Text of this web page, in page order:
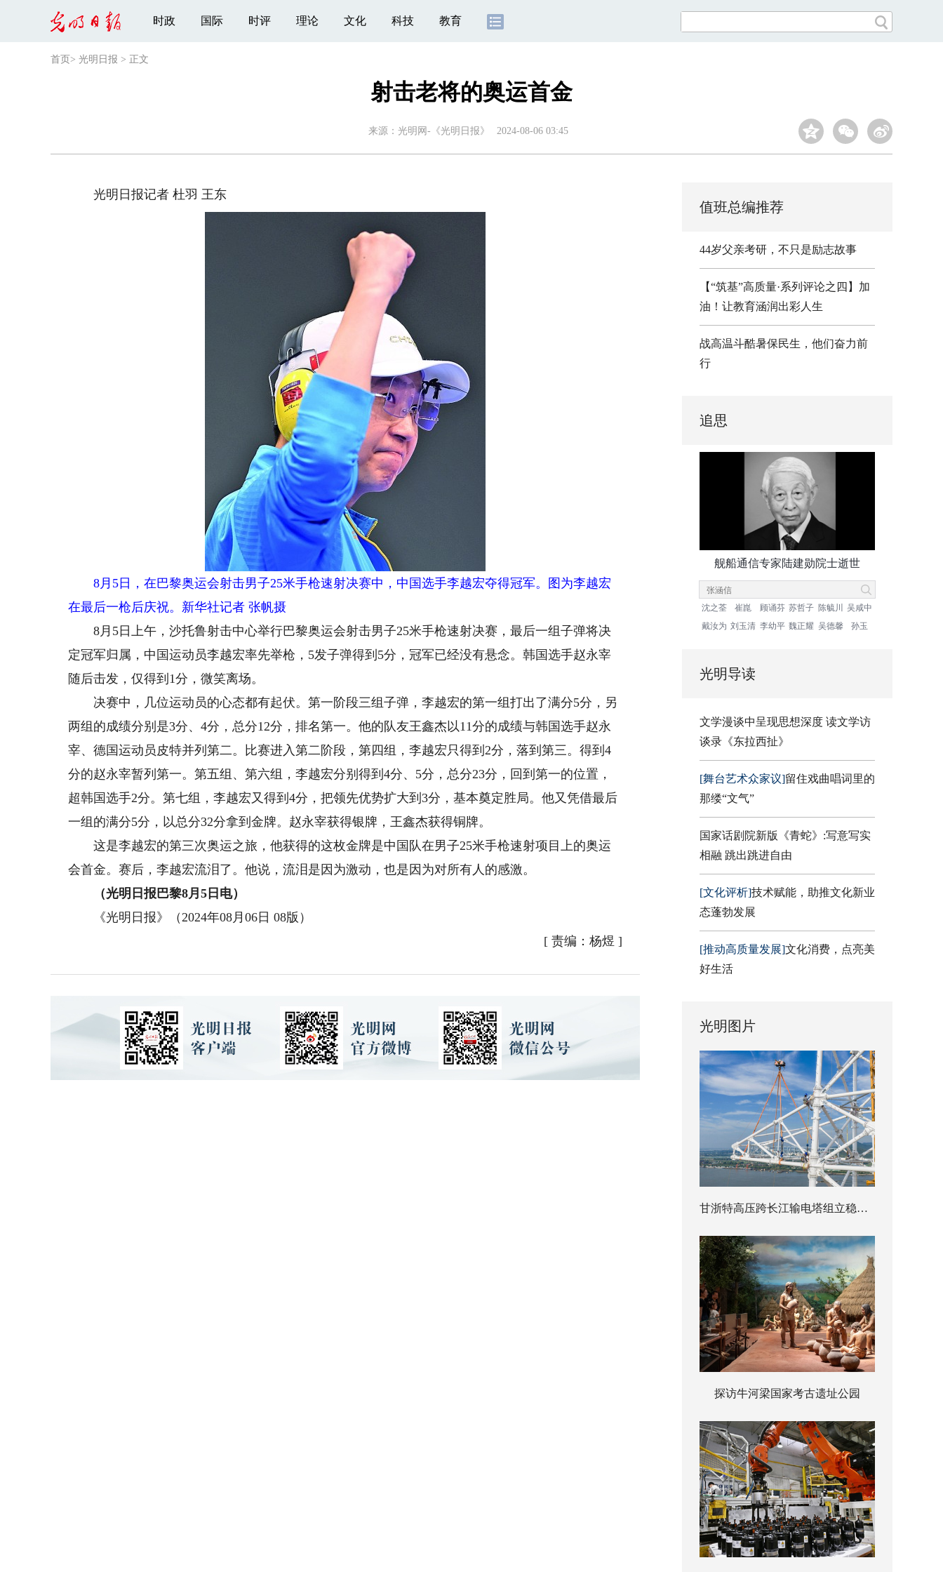
时政 国际 时评 理论 文化 科技 教育
首页 > 光明日报 > 正文
射击老将的奥运首金
来源： 光明网-《光明日报》 2024-08-06 03:45
光明日报记者 杜羽 王东
8月5日，在巴黎奥运会射击男子25米手枪速射决赛中，中国选手李越宏夺得冠军。图为李越宏
在最后一枪后庆祝。新华社记者 张帆摄
8月5日上午，沙托鲁射击中心举行巴黎奥运会射击男子25米手枪速射决赛，最后一组子弹将决
定冠军归属，中国运动员李越宏率先举枪，5发子弹得到5分，冠军已经没有悬念。韩国选手赵永宰
随后击发，仅得到1分，微笑离场。
决赛中，几位运动员的心态都有起伏。第一阶段三组子弹，李越宏的第一组打出了满分5分，另
两组的成绩分别是3分、4分，总分12分，排名第一。他的队友王鑫杰以11分的成绩与韩国选手赵永
宰、德国运动员皮特并列第二。比赛进入第二阶段，第四组，李越宏只得到2分，落到第三。得到4
分的赵永宰暂列第一。第五组、第六组，李越宏分别得到4分、5分，总分23分，回到第一的位置，
超韩国选手2分。第七组，李越宏又得到4分，把领先优势扩大到3分，基本奠定胜局。他又凭借最后
一组的满分5分，以总分32分拿到金牌。赵永宰获得银牌，王鑫杰获得铜牌。
这是李越宏的第三次奥运之旅，他获得的这枚金牌是中国队在男子25米手枪速射项目上的奥运
会首金。赛后，李越宏流泪了。他说，流泪是因为激动，也是因为对所有人的感激。
（光明日报巴黎8月5日电）
《光明日报》（2024年08月06日 08版）
[ 责编：杨煜 ]
值班总编推荐
44岁父亲考研，不只是励志故事
【“筑基”高质量·系列评论之四】加
油！让教育涵润出彩人生
战高温斗酷暑保民生，他们奋力前
行
追思
舰船通信专家陆建勋院士逝世
沈之荃 崔崑 顾诵芬 苏哲子 陈毓川
吴咸中
戴汝为 刘玉清 李幼平 魏正耀 吴德馨 孙玉
光明导读
文学漫谈中呈现思想深度 读文学访
谈录《东拉西扯》
[舞台艺术众家议]留住戏曲唱词里的
那缕“文气”
国家话剧院新版《青蛇》:写意写实
相融 跳出跳进自由
[文化评析]技术赋能，助推文化新业
态蓬勃发展
[推动高质量发展]文化消费，点亮美
好生活
光明图片
甘浙特高压跨长江输电塔组立稳步推进
探访牛河梁国家考古遗址公园